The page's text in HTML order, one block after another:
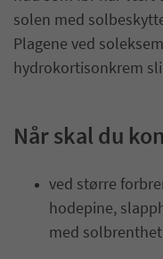
solen med
Plagene ved
hydrokortisonkrem
Når skal du
ved større
hodepine,
med solbrenthet